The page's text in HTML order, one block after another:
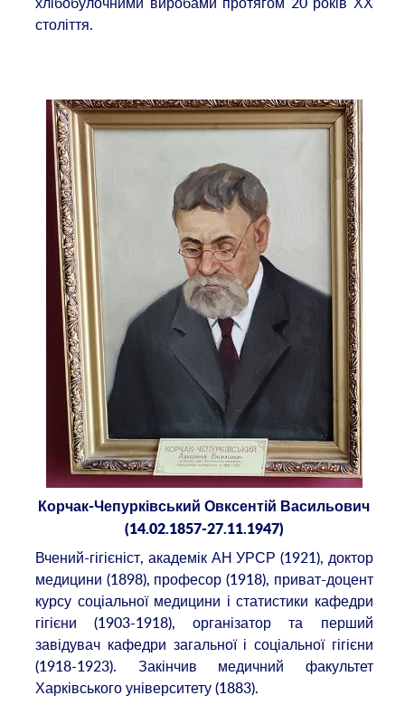
століття.
Корчак-Чепурківський Овксентій Васильович
(14.02.1857-27.11.1947)
Вчений-гігієніст, академік АН УРСР (1921), доктор
медицини (1898), професор (1918), приват-доцент
курсу соціальної медицини і статистики кафедри
гігієни (1903-1918), організатор та перший
завідувач кафедри загальної і соціальної гігієни
(1918-1923). Закінчив медичний факультет
Харківського університету (1883).